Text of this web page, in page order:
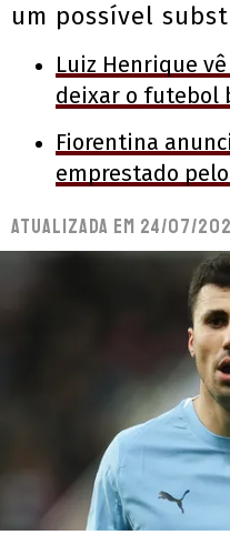
um possível
Luiz Henrique
deixar o futebol
Fiorentina
emprestado
Atualizada em 24/07/